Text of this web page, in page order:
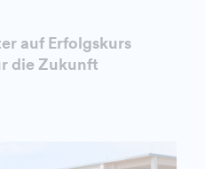
auf Erfolgskurs
die Zukunft